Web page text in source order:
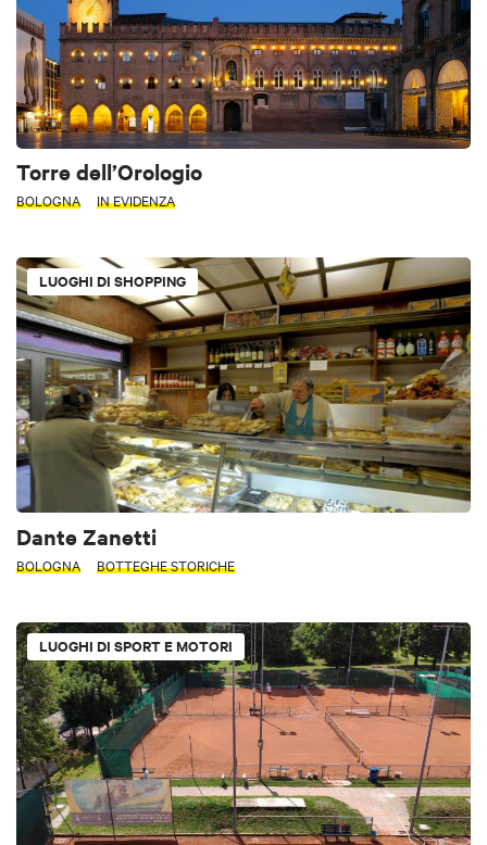
Torre dell’Orologio
BOLOGNA IN EVIDENZA
LUOGHI DI SHOPPING
Dante Zanetti
BOLOGNA BOTTEGHE STORICHE
LUOGHI DI SPORT E MOTORI